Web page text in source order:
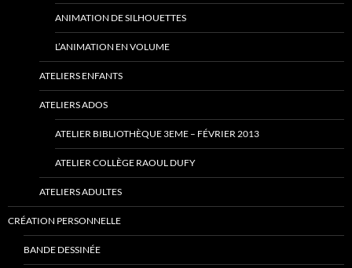
ANIMATION DE SILHOUETTES
L’ANIMATION EN VOLUME
ATELIERS ENFANTS
ATELIERS ADOS
ATELIER BIBLIOTHÈQUE 3EME – FÉVRIER 2013
ATELIER COLLÈGE RAOUL DUFY
ATELIERS ADULTES
CRÉATION PERSONNELLE
BANDE DESSINÉE